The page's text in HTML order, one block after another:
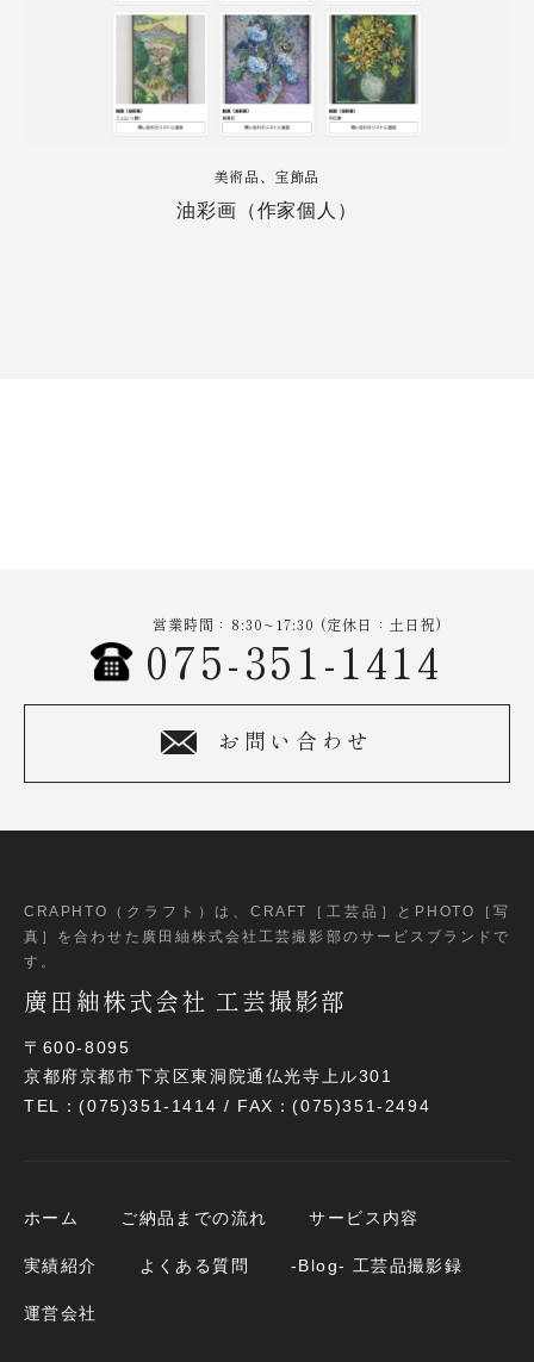
美術品、宝飾品
油彩画（作家個人）
営業時間：8:30~17:30 (定休日：土日祝)
075-351-1414
お問い合わせ
CRAPHTO（クラフト）は、CRAFT［工芸品］とPHOTO［写
真］ を合わせた廣田紬株式会社工芸撮影部のサービスブランドで
す。
廣田紬株式会社 工芸撮影部
〒600-8095
京都府京都市下京区東洞院通仏光寺上ル301
TEL：(075)351-1414 / FAX：(075)351-2494
ホーム ご納品までの流れ サービス内容
実績紹介 よくある質問 -Blog- 工芸品撮影録
運営会社